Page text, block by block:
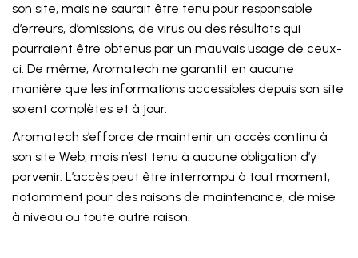
son site, mais ne saurait être tenu pour responsable
d’erreurs, d’omissions, de virus ou des résultats qui
pourraient être obtenus par un mauvais usage de ceux-
ci. De même, Aromatech ne garantit en aucune
manière que les informations accessibles depuis son site
soient complètes et à jour.
Aromatech s’efforce de maintenir un accès continu à
son site Web, mais n’est tenu à aucune obligation d’y
parvenir. L’accès peut être interrompu à tout moment,
notamment pour des raisons de maintenance, de mise
à niveau ou toute autre raison.